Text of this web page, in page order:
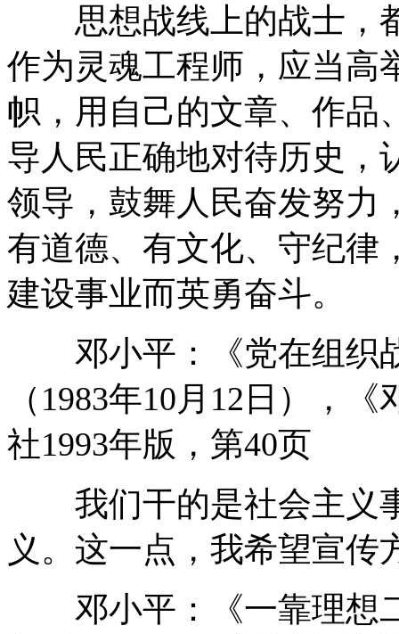
思想战线上的战士，
作为灵魂工程师，应当高
帜，用自己的文章、作品
导人民正确地对待历史，
领导，鼓舞人民奋发努力
有道德、有文化、守纪律
建设事业而英勇奋斗。
邓小平：《党在组织
（1983年10月12日），
社1993年版，第40页
我们干的是社会主义
义。这一点，我希望宣传
邓小平：《一靠理想二